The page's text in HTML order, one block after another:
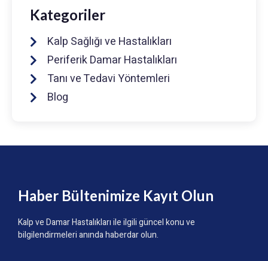
Kategoriler
Kalp Sağlığı ve Hastalıkları
Periferik Damar Hastalıkları
Tanı ve Tedavi Yöntemleri
Blog
Haber Bültenimize Kayıt Olun
Kalp ve Damar Hastalıkları ile ilgili güncel konu ve
bilgilendirmeleri anında haberdar olun.